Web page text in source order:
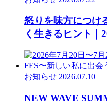
怒りを味方につけ
く生きるヒント｜
お知らせ 2026.07.10
NEW WAVE